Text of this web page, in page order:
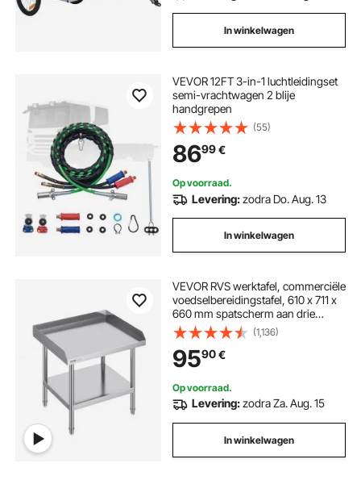
In winkelwagen
VEVOR 12FT 3-in-1 luchtleidingset
semi-vrachtwagen 2 blije
handgrepen
(55)
8699€
Op voorraad.
Levering:zodra Do. Aug. 13
In winkelwagen
VEVOR RVS werktafel, commerciële
voedselbereidingstafel, 610 x 711 x
660 mm spatscherm aan drie
zijden, robuuste
voorbereidingstafel met verstelbare
hoogte
(1,136)
9590€
Op voorraad.
Levering:zodra Za. Aug. 15
In winkelwagen